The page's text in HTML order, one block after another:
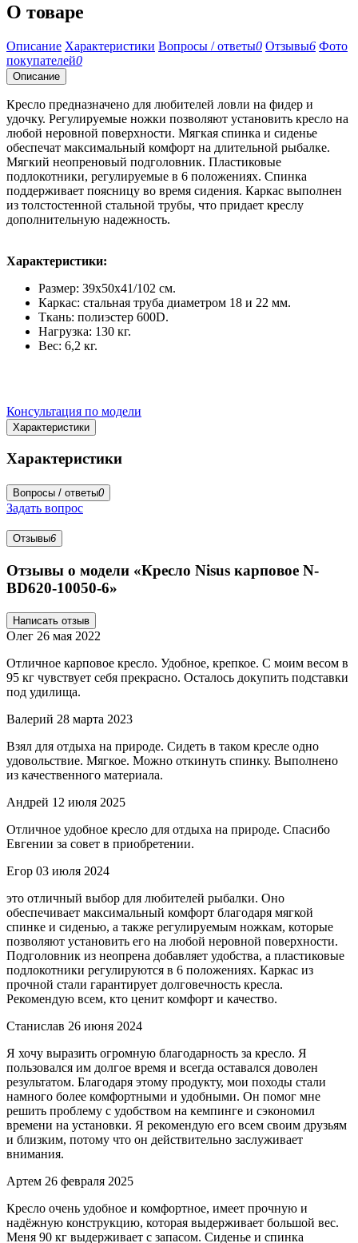
О товаре
Описание Характеристики Вопросы / ответы0 Отзывы6 Фото
покупателей0
Описание
Кресло предназначено для любителей ловли на фидер и
удочку. Регулируемые ножки позволяют установить кресло на
любой неровной поверхности. Мягкая спинка и сиденье
обеспечат максимальный комфорт на длительной рыбалке.
Мягкий неопреновый подголовник. Пластиковые
подлокотники, регулируемые в 6 положениях. Спинка
поддерживает поясницу во время сидения. Каркас выполнен
из толстостенной стальной трубы, что придает креслу
дополнительную надежность.
Характеристики:
Размер: 39х50х41/102 см.
Каркас: стальная труба диаметром 18 и 22 мм.
Ткань: полиэстер 600D.
Нагрузка: 130 кг.
Вес: 6,2 кг.
Консультация по модели
Характеристики
Характеристики
Вопросы / ответы0
Задать вопрос
Отзывы6
Отзывы о модели «Кресло Nisus карповое N-
BD620-10050-6»
Написать отзыв
Олег 26 мая 2022
Отличное карповое кресло. Удобное, крепкое. С моим весом в
95 кг чувствует себя прекрасно. Осталось докупить подставки
под удилища.
Валерий 28 марта 2023
Взял для отдыха на природе. Сидеть в таком кресле одно
удовольствие. Мягкое. Можно откинуть спинку. Выполнено
из качественного материала.
Андрей 12 июля 2025
Отличное удобное кресло для отдыха на природе. Спасибо
Евгении за совет в приобретении.
Егор 03 июля 2024
это отличный выбор для любителей рыбалки. Оно
обеспечивает максимальный комфорт благодаря мягкой
спинке и сиденью, а также регулируемым ножкам, которые
позволяют установить его на любой неровной поверхности.
Подголовник из неопрена добавляет удобства, а пластиковые
подлокотники регулируются в 6 положениях. Каркас из
прочной стали гарантирует долговечность кресла.
Рекомендую всем, кто ценит комфорт и качество.
Станислав 26 июня 2024
Я хочу выразить огромную благодарность за кресло. Я
пользовался им долгое время и всегда оставался доволен
результатом. Благодаря этому продукту, мои походы стали
намного более комфортными и удобными. Он помог мне
решить проблему с удобством на кемпинге и сэкономил
времени на установки. Я рекомендую его всем своим друзьям
и близким, потому что он действительно заслуживает
внимания.
Артем 26 февраля 2025
Кресло очень удобное и комфортное, имеет прочную и
надёжную конструкцию, которая выдерживает большой вес.
Меня 90 кг выдерживает с запасом. Сиденье и спинка